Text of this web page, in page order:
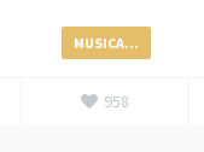
MUSICA...
958